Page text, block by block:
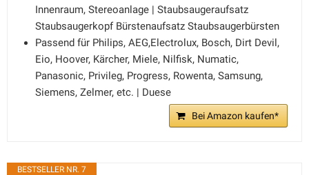
Innenraum, Stereoanlage | Staubsaugeraufsatz
Staubsaugerkopf Bürstenaufsatz Staubsaugerbürsten
Passend für Philips, AEG,Electrolux, Bosch, Dirt Devil,
Eio, Hoover, Kärcher, Miele, Nilfisk, Numatic,
Panasonic, Privileg, Progress, Rowenta, Samsung,
Siemens, Zelmer, etc. | Duese
Bei Amazon kaufen*
BESTSELLER NR. 7